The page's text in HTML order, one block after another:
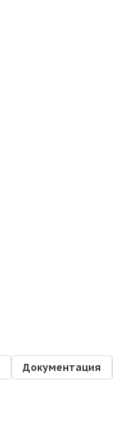
Документация